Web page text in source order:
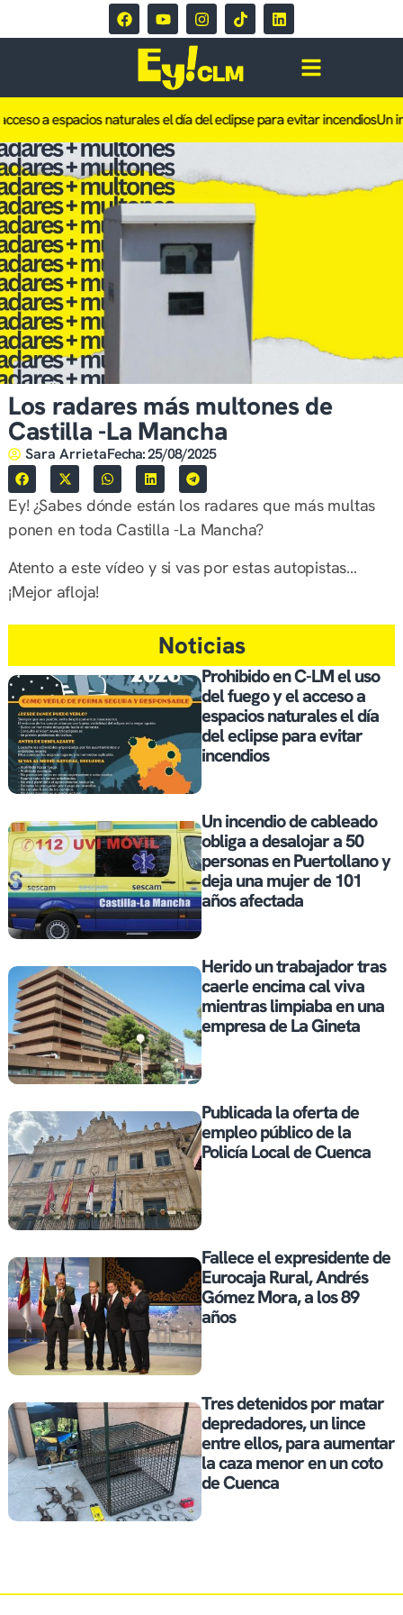
a espacios naturales el día del eclipse para evitar incendiosUn
Los radares más multones de
Castilla -La Mancha
Sara ArrietaFecha:25/08/2025
Ey! ¿Sabes dónde están los radares que más multas
ponen en toda Castilla -La Mancha?
Atento a este vídeo y si vas por estas autopistas…
¡Mejor afloja!
Noticias
Prohibido en C-LM el uso
del fuego y el acceso a
espacios naturales el día
del eclipse para evitar
incendios
Un incendio de cableado
obliga a desalojar a 50
personas en Puertollano y
deja una mujer de 101
años afectada
Herido un trabajador tras
caerle encima cal viva
mientras limpiaba en una
empresa de La Gineta
Publicada la oferta de
empleo público de la
Policía Local de Cuenca
Fallece el expresidente de
Eurocaja Rural, Andrés
Gómez Mora, a los 89
años
Tres detenidos por matar
depredadores, un lince
entre ellos, para aumentar
la caza menor en un coto
de Cuenca